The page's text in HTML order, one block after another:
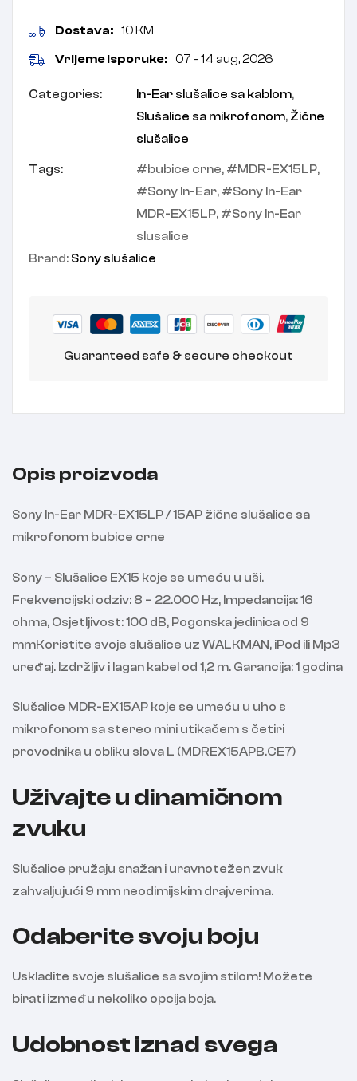
Dostava: 10 KM
Vrijeme isporuke: 07 - 14 aug, 2026
Categories: In-Ear slušalice sa kablom,
Slušalice sa mikrofonom, Žične
slušalice
Tags: bubice crne, MDR-EX15LP,
Sony In-Ear,
Sony In-Ear
MDR-EX15LP,
Sony In-Ear
slusalice
Brand: Sony slušalice
Guaranteed safe & secure checkout
Opis proizvoda
Sony In-Ear MDR-EX15LP / 15AP žične slušalice sa
mikrofonom bubice crne
Sony – Slušalice EX15 koje se umeću u uši.
Frekvencijski odziv: 8 – 22.000 Hz, Impedancija: 16
ohma, Osjetljivost: 100 dB, Pogonska jedinica od 9
mmKoristite svoje slušalice uz WALKMAN, iPod ili Mp3
uređaj. Izdržljiv i lagan kabel od 1,2 m. Garancija: 1 godina
Slušalice MDR-EX15AP koje se umeću u uho s
mikrofonom sa stereo mini utikačem s četiri
provodnika u obliku slova L (MDREX15APB.CE7)
Uživajte u dinamičnom
zvuku
Slušalice pružaju snažan i uravnotežen zvuk
zahvaljujući 9 mm neodimijskim drajverima.
Odaberite svoju boju
Uskladite svoje slušalice sa svojim stilom! Možete
birati između nekoliko opcija boja.
Udobnost iznad svega